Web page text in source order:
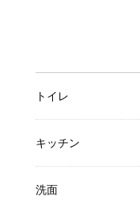
トイレ
キッチン
洗面